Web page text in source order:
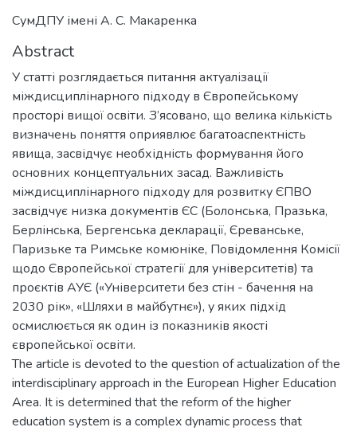
СумДПУ імені А. С. Макаренка
Abstract
У статті розглядається питання актуалізації
міждисциплінарного підходу в Європейському
просторі вищої освіти. З’ясовано, що велика кількість
визначень поняття оприявлює багатоаспектність
явища, засвідчує необхідність формування його
основних концептуальних засад. Важливість
міждисциплінарного підходу для розвитку ЄПВО
засвідчує низка документів ЄС (Болонська, Празька,
Берлінська, Бергенська декларації, Єреванське,
Паризьке та Римське комюніке, Повідомлення Комісії
щодо Європейської стратегії для університетів) та
проєктів АУЄ («Університети без стін - бачення на
2030 рік», «Шляхи в майбутнє»), у яких підхід
осмислюється як один із показників якості
європейської освіти.
The article is devoted to the question of actualization of the
interdisciplinary approach in the European Higher Education
Area. It is determined that the reform of the higher
education system is a complex dynamic process that